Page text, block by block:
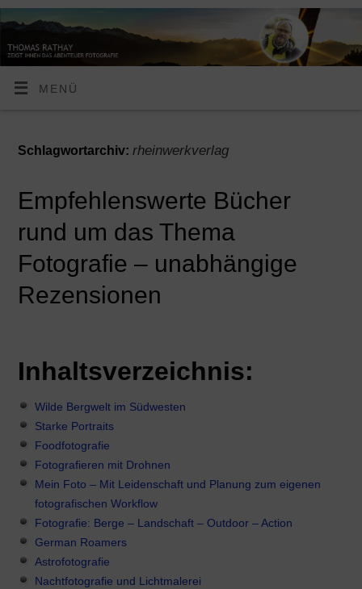
MENÜ
Schlagwortarchiv: rheinwerkverlag
Empfehlenswerte Bücher
rund um das Thema
Fotografie – unabhängige
Rezensionen
Inhaltsverzeichnis:
Wilde Bergwelt im Südwesten
Starke Portraits
Foodfotografie
Fotografieren mit Drohnen
Mein Foto – Mit Leidenschaft und Planung zum eigenen
fotografischen Workflow
Fotografie: Berge – Landschaft – Outdoor – Action
German Roamers
Astrofotografie
Nachtfotografie und Lichtmalerei